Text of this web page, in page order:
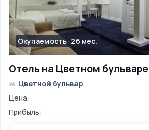
Отель на Цветном бульваре
Окупаемость: 26 мес.
Цветной бульвар
Цена:
Прибыль: